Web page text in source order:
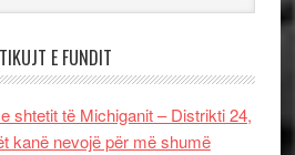
E FUNDIT
shtetit të Michiganit – Distrikti 24,
kanë nevojë për më shumë